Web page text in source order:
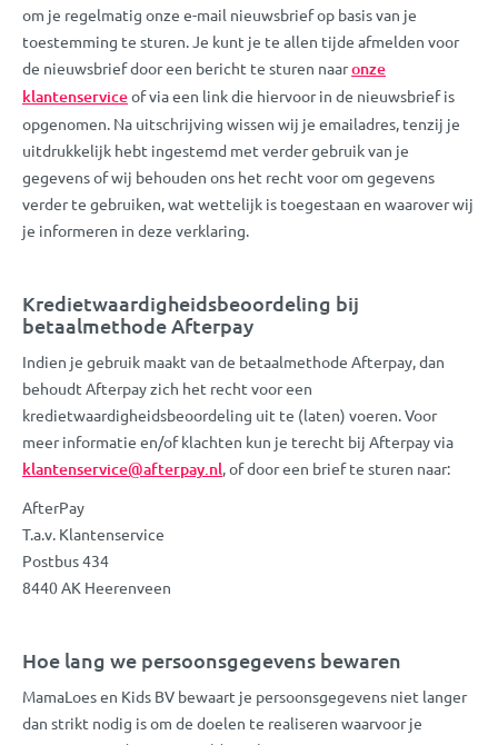
om je regelmatig onze e-mail nieuwsbrief op basis van je
toestemming te sturen. Je kunt je te allen tijde afmelden voor
de nieuwsbrief door een bericht te sturen naaronze
klantenserviceof via een link die hiervoor in de nieuwsbrief is
opgenomen. Na uitschrijving wissen wij je emailadres, tenzij je
uitdrukkelijk hebt ingestemd met verder gebruik van je
gegevens of wij behouden ons het recht voor om gegevens
verder te gebruiken, wat wettelijk is toegestaan en waarover wij
je informeren in deze verklaring.
Kredietwaardigheidsbeoordeling bij
betaalmethode Afterpay
Indien je gebruik maakt van de betaalmethode Afterpay, dan
behoudt Afterpay zich het recht voor een
kredietwaardigheidsbeoordeling uit te (laten) voeren. Voor
meer informatie en/of klachten kun je terecht bij Afterpay via
klantenservice@afterpay.nl, of door een brief te sturen naar:
AfterPay
T.a.v. Klantenservice
Postbus 434
8440 AK Heerenveen
Hoe lang we persoonsgegevens bewaren
MamaLoes en Kids BV bewaart je persoonsgegevens niet langer
dan strikt nodig is om de doelen te realiseren waarvoor je